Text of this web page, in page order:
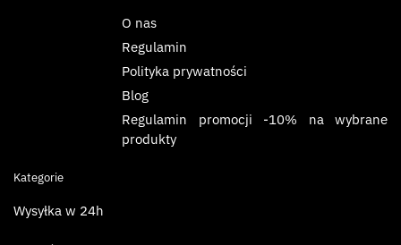
O nas
Regulamin
Polityka prywatności
Blog
Regulamin promocji -10% na wybrane
produkty
Kategorie
Wysyłka w 24h